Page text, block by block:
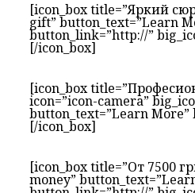
[icon_box title=”Яркий
gift” button_text=”Learn
button_link=”http://”
[/icon_box]
[icon_box
icon=”icon-camera”
button_text=”Learn
[/icon_box]
[icon_box title=”От 7500
money”